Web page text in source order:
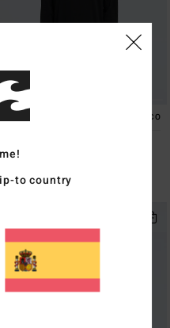
ECO
de manga larga Negro
Hombreto country